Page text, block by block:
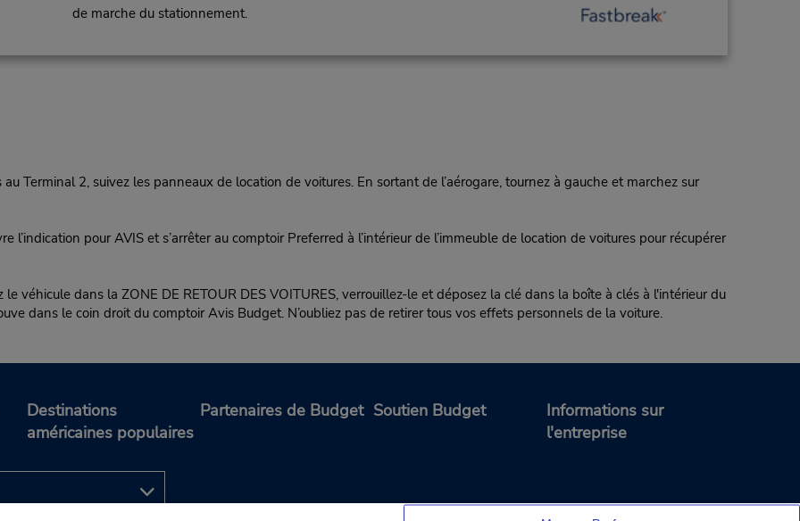
de marche du stationnement.
Terminal 2, suivez les panneaux de location de voitures. En sortant de l’aérogare, tournez à gauche et marchez sur
l’indication pour AVIS et s’arrêter au comptoir Preferred à l’intérieur de l’immeuble de location de voitures pour récupérer
le véhicule dans la ZONE DE RETOUR DES VOITURES, verrouillez-le et déposez la clé dans la boîte à clés à l'intérieur du
dans le coin droit du comptoir Avis Budget. N’oubliez pas de retirer tous vos effets personnels de la voiture.
Destinations
américaines populaires
Partenaires de Budget Soutien Budget
Informations sur
l'entreprise